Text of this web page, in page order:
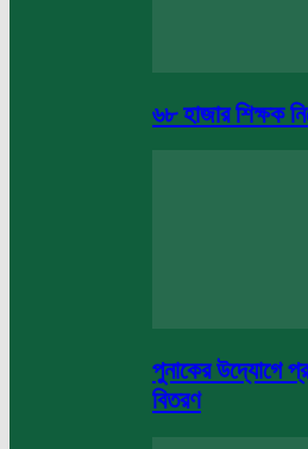
৬৮ হাজার শিক্ষক
পুনাকের উদ্যোগে
বিতরণ